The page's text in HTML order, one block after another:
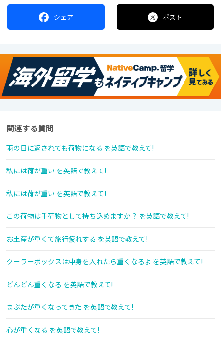
シェア ポスト
関連する質問
雨の日に返されても荷物になる を英語で教えて!
私には荷が重い を英語で教えて!
私には荷が重い を英語で教えて!
この荷物は手荷物として持ち込めますか？ を英語で教えて!
お土産が重くて旅行疲れする を英語で教えて!
クーラーボックスは中身を入れたら重くなるよ を英語で教えて!
どんどん重くなる を英語で教えて!
まぶたが重くなってきた を英語で教えて!
心が重くなる を英語で教えて!